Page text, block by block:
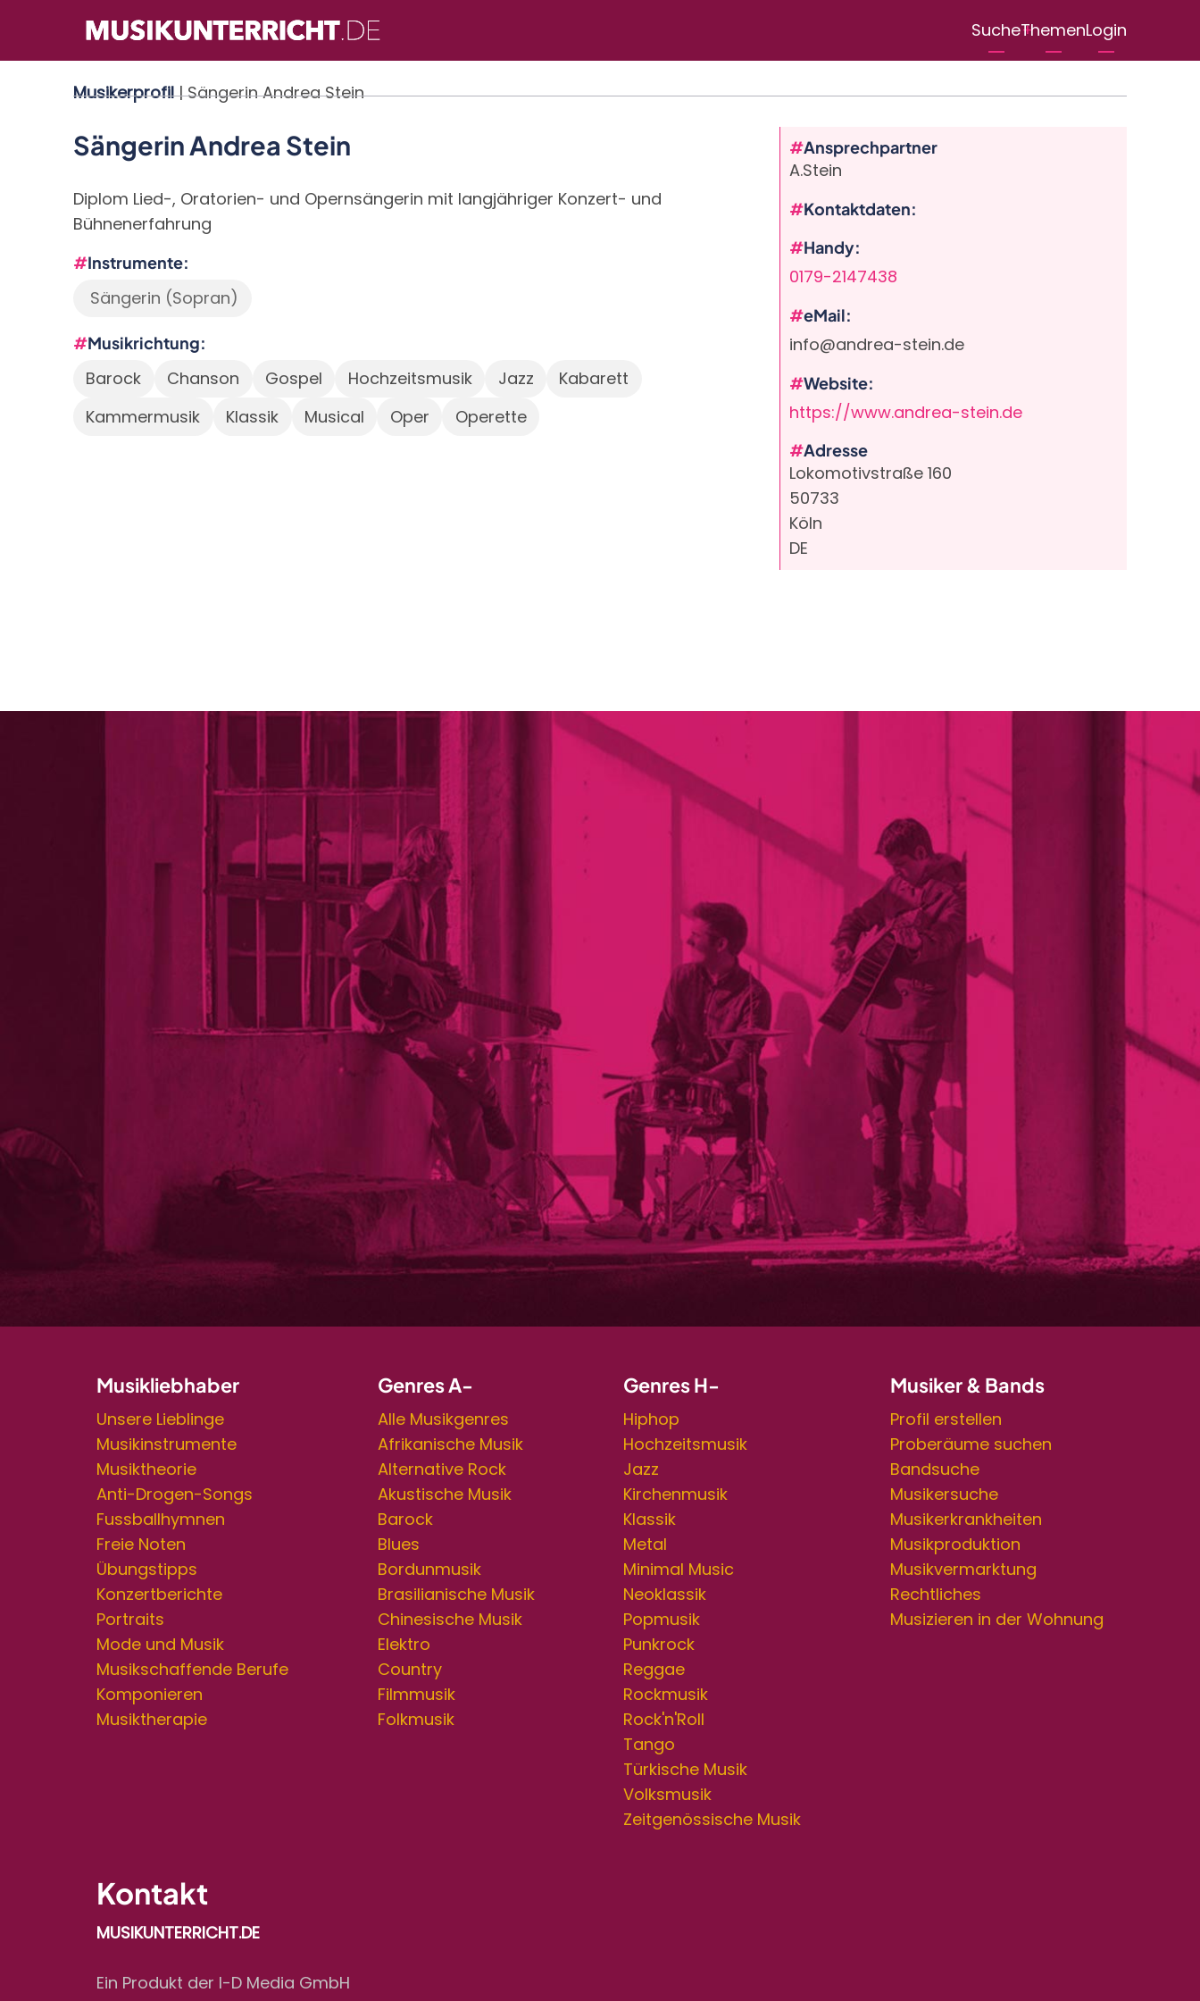
Inhalt
User
menu
SucheThemenLogin
Musikerprofil| Sängerin Andrea Stein
Sängerin Andrea Stein
Diplom Lied-, Oratorien- und Opernsängerin mit langjähriger Konzert- und
Bühnenerfahrung
Instrumente
Sängerin (Sopran)
Musikrichtung
Barock Chanson Gospel Hochzeitsmusik Jazz
Kabarett
Kammermusik
Klassik Musical Oper Operette
Ansprechpartner
A.Stein
Kontaktdaten
Handy
0179-2147438
eMail
info@andrea-stein.de
Website
https://www.andrea-stein.de
Adresse
Lokomotivstraße 160
50733
Köln
DE
Musikliebhaber
Unsere Lieblinge
Musikinstrumente
Musiktheorie
Anti-Drogen-Songs
Fussballhymnen
Freie Noten
Übungstipps
Konzertberichte
Portraits
Mode und Musik
Musikschaffende Berufe
Komponieren
Musiktherapie
Genres A-
Alle Musikgenres
Afrikanische Musik
Alternative Rock
Akustische Musik
Barock
Blues
Bordunmusik
Brasilianische Musik
Chinesische Musik
Elektro
Country
Filmmusik
Folkmusik
Genres H-
Hiphop
Hochzeitsmusik
Jazz
Kirchenmusik
Klassik
Metal
Minimal Music
Neoklassik
Popmusik
Punkrock
Reggae
Rockmusik
Rock'n'Roll
Tango
Türkische Musik
Volksmusik
Zeitgenössische Musik
Musiker & Bands
Profil erstellen
Proberäume suchen
Bandsuche
Musikersuche
Musikerkrankheiten
Musikproduktion
Musikvermarktung
Rechtliches
Musizieren in der Wohnung
Kontakt
MUSIKUNTERRICHT.DE
Ein Produkt der I-D Media GmbH